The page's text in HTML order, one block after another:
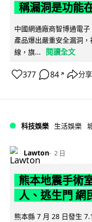
稱漏洞是功能
中國網通廠商智博通電
產品爆出嚴重安全漏洞
線，旗...
閱讀全文
377 84 ↗ 分享
科技娛樂 生活娛樂
Lawton 2 日
熊本地震手術
人、逃生門 網
熊本縣 7 月 28 日發生